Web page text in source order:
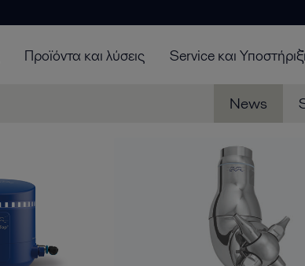
Προϊόντα και λύσεις Service και
News